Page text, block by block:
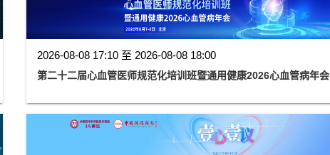
2026-08-08 17:10 至 2026-08-08 18:00
第二十二届心血管医师规范化培训班暨通用健康2026心血管病年会